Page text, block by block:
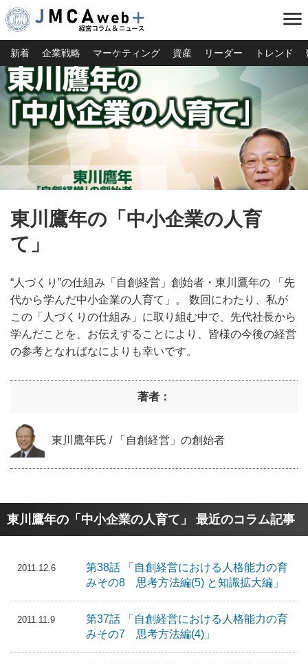
menu
新着 企業戦略 マーケティング 資産 リーダー トレンド
東川鷹年の「中小企業の人育
て」
“人づくり”の仕組み「自創経営」創始者・東川鷹年の 「先
代から学んだ中小企業の人育て」。 数回にわたり、私が
この「人づくりの仕組み」に取り組む中で、先代社長から
学んだことを、お伝えすることにより、皆様の今後の経営
の参考となればなによりも幸いです。
著者：
東川鷹年氏 / 「自創経営」の創始者
東川鷹年の「中小企業の人育て」 最近のコラム記事
2011.12.6
第38話 「自創経営における人格能力の育
みその8 思考方法編(5) と知識拡大編」
2011.11.9
第37話 「自創経営における人格能力の育
みその7 思考方法編(4)」